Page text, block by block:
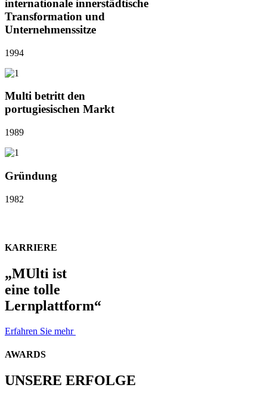
internationale innerstädtische
Transformation und
Unternehmenssitze
1994
Multi betritt den
portugiesischen Markt
1989
Gründung
1982
KARRIERE
„MUlti ist
eine tolle
Lernplattform“
Erfahren Sie mehr
AWARDS
UNSERE ERFOLGE